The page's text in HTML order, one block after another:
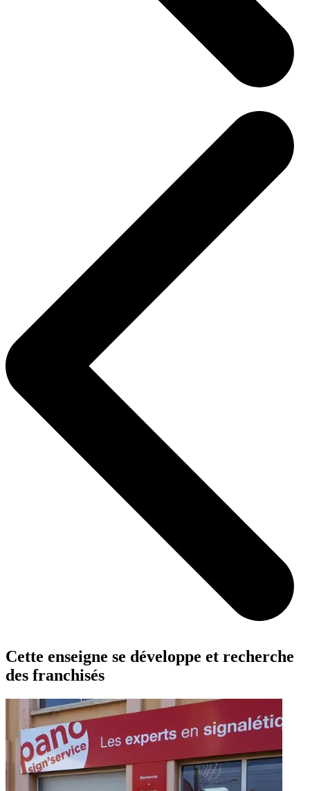
Cette enseigne se développe et recherche
des franchisés